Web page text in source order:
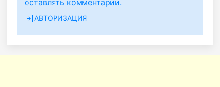
оставлять комментарии.
АВТОРИЗАЦИЯ